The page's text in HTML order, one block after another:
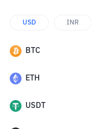
USD INR
BTC
ETH
USDT